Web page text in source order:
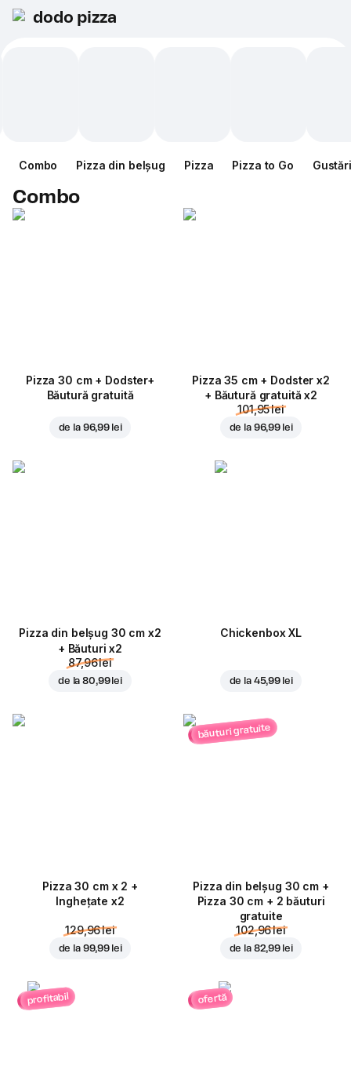
dodo pizza
Combo Pizza din belșug Pizza Pizza to Go Gustări
Combo
Pizza 30 cm + Dodster+
Băutură gratuită
de la 96,99 lei
Pizza 35 cm + Dodster x2
+ Băutură gratuită x2
101,95 lei
de la 96,99 lei
Pizza din belșug 30 cm x2
+ Băuturi x2
87,96 lei
de la80,99 lei
Chickenbox XL
de la 45,99 lei
Pizza 30 cm x 2 +
Inghețate x2
129,96 lei
de la 99,99 lei
băuturi gratuite
Pizza din belșug 30 cm +
Pizza 30 cm + 2 băuturi
gratuite
102,96 lei
de la 82,99 lei
profitabil ofertă